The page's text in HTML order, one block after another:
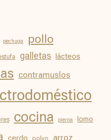
pechuga pollo
galletas lácteos
contramuslos
cocina pierna lomo
cerdo polvo arroz